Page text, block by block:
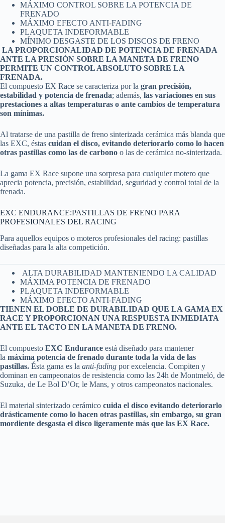
MÁXIMO CONTROL SOBRE LA POTENCIA DE
FRENADO
MÁXIMO EFECTO ANTI-FADING
PLAQUETA INDEFORMABLE
MÍNIMO DESGASTE DE LOS DISCOS DE FRENO
LA PROPORCIONALIDAD DE POTENCIA DE FRENADA
ANTE LA PRESIÓN SOBRE LA MANETA DE FRENO
PERMITE UN CONTROL ABSOLUTO SOBRE LA
FRENADA.
El compuesto EX Race se caracteriza por la gran precisión,
estabilidad y potencia de frenada; además, las variaciones en sus
prestaciones a altas temperaturas o ante cambios de temperatura
son mínimas.
Al tratarse de una pastilla de freno sinterizada cerámica más blanda que
las EXC, éstas cuidan el disco, evitando deteriorarlo como lo hacen
otras pastillas como las de carbono o las de cerámica no-sinterizada.
La gama EX Race supone una sorpresa para cualquier motero que
aprecia potencia, precisión, estabilidad, seguridad y control total de la
frenada.
EXC ENDURANCE:PASTILLAS DE FRENO PARA
PROFESIONALES DEL RACING
Para aquellos equipos o moteros profesionales del racing: pastillas
diseñadas para la alta competición.
ALTA DURABILIDAD MANTENIENDO LA CALIDAD
MÁXIMA POTENCIA DE FRENADO
PLAQUETA INDEFORMABLE
MÁXIMO EFECTO ANTI-FADING
TIENEN EL DOBLE DE DURABILIDAD QUE LA GAMA EX
RACE Y PROPORCIONAN UNA RESPUESTA INMEDIATA
ANTE EL TACTO EN LA MANETA DE FRENO.
El compuesto EXC Endurance está diseñado para mantener
la máxima potencia de frenado durante toda la vida de las
pastillas. Ésta gama es la anti-fading por excelencia. Compiten y
dominan en campeonatos de resistencia como las 24h de Montmeló, de
Suzuka, de Le Bol D’Or, le Mans, y otros campeonatos nacionales.
El material sinterizado cerámico cuida el disco evitando deteriorarlo
drásticamente como lo hacen otras pastillas, sin embargo, su gran
mordiente desgasta el disco ligeramente más que las EX Race.